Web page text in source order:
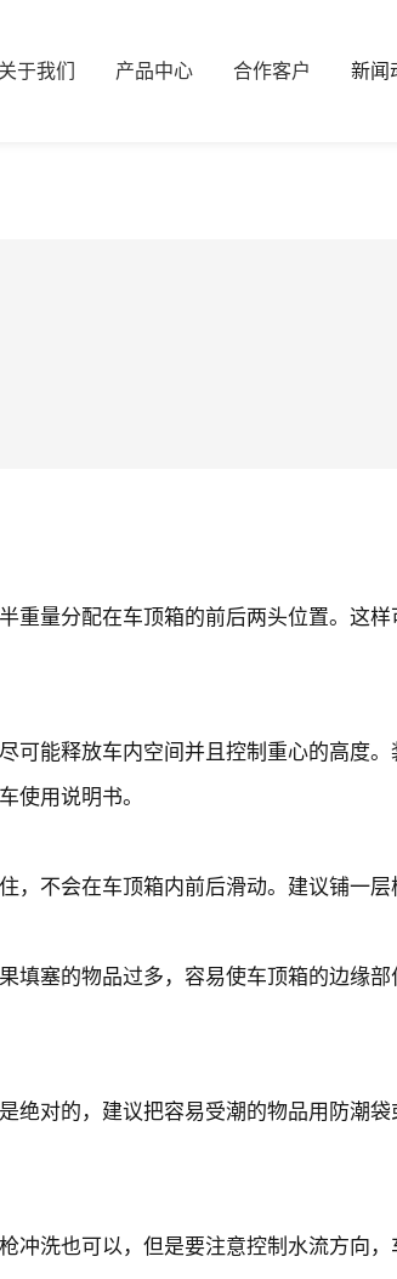
关于我们 产品中心 合作客户 新闻
量分配在车顶箱的前后两头位置。这样
能释放车内空间并且控制重心的高度。
使用说明书。
不会在车顶箱内前后滑动。建议铺一层
塞的物品过多，容易使车顶箱的边缘部
对的，建议把容易受潮的物品用防潮袋
洗也可以，但是要注意控制水流方向，